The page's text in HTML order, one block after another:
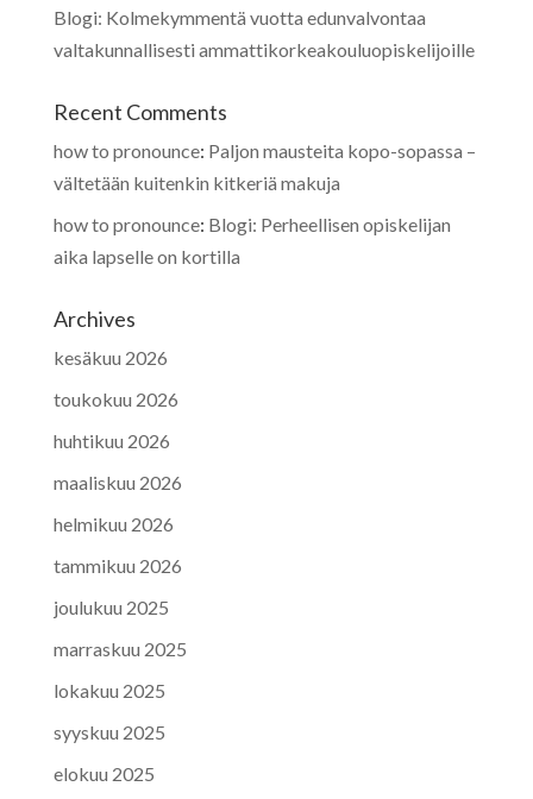
Blogi: Kolmekymmentä vuotta edunvalvontaa
valtakunnallisesti ammattikorkeakouluopiskelijoille
Recent Comments
how to pronounce: Paljon mausteita kopo-sopassa –
vältetään kuitenkin kitkeriä makuja
how to pronounce: Blogi: Perheellisen opiskelijan
aika lapselle on kortilla
Archives
kesäkuu 2026
toukokuu 2026
huhtikuu 2026
maaliskuu 2026
helmikuu 2026
tammikuu 2026
joulukuu 2025
marraskuu 2025
lokakuu 2025
syyskuu 2025
elokuu 2025